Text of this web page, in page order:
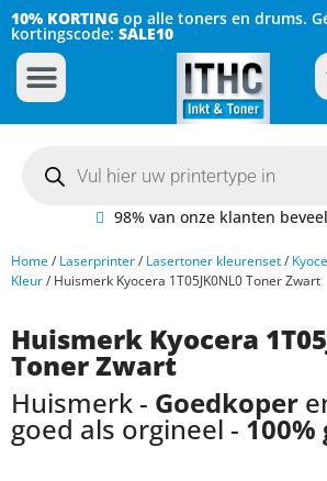
10% KORTING op alle toners en drums.
kortingscode: SALE10
98% van onze klanten
Home/ Laserprinter/ Lasertoner kleurenset/
Kleur/ Huismerk Kyocera 1T05JK0NL0 Toner Zwart
Huismerk Kyocera
Toner Zwart
Huismerk - Goedkoper
goed als orgineel -